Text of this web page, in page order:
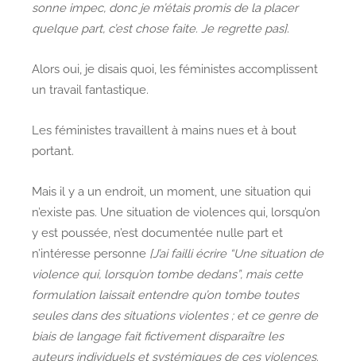
sonne impec, donc je m’étais promis de la placer
quelque part, c’est chose faite. Je regrette pas].
Alors oui, je disais quoi, les féministes accomplissent
un travail fantastique.
Les féministes travaillent à mains nues et à bout
portant.
Mais il y a un endroit, un moment, une situation qui
n’existe pas. Une situation de violences qui, lorsqu’on
y est poussée, n’est documentée nulle part et
n’intéresse personne [J’ai failli écrire “Une situation de
violence qui, lorsqu’on tombe dedans”, mais cette
formulation laissait entendre qu’on tombe toutes
seules dans des situations violentes ; et ce genre de
biais de langage fait fictivement disparaître les
auteurs individuels et systémiques de ces violences.